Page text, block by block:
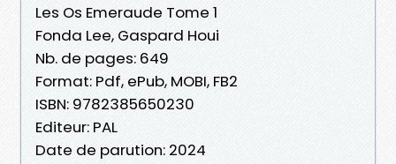
Les Os Emeraude Tome 1
Fonda Lee, Gaspard Houi
Nb. de pages: 649
Format: Pdf, ePub, MOBI, FB2
ISBN: 9782385650230
Editeur: PAL
Date de parution: 2024